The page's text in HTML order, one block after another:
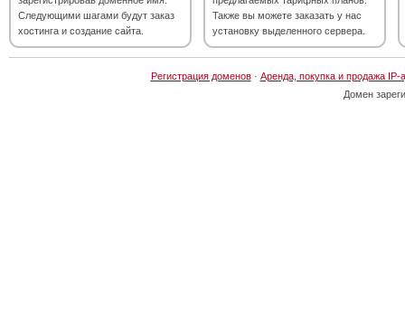
Следующими шагами будут заказ
хостинга и создание сайта.
Также вы можете заказать у нас
установку выделенного сервера.
Регистрация доменов· Аренда, покупка и продажа IP-
Домен